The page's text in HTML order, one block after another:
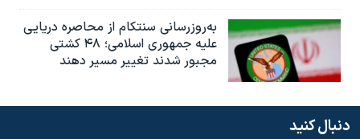
به‌روزرسانی سنتکام از محاصره دریایی
علیه جمهوری اسلامی؛ ۴۸ کشتی
مجبور شدند تغییر مسیر دهند
دنبال کنید